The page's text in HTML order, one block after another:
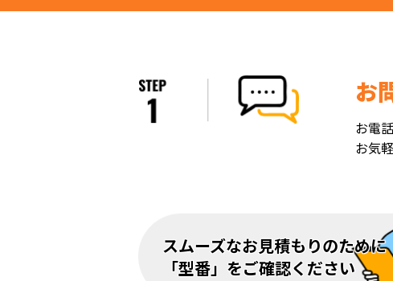
お
お電
お気
スムーズなお見積もりのために
「型番」をご確認ください